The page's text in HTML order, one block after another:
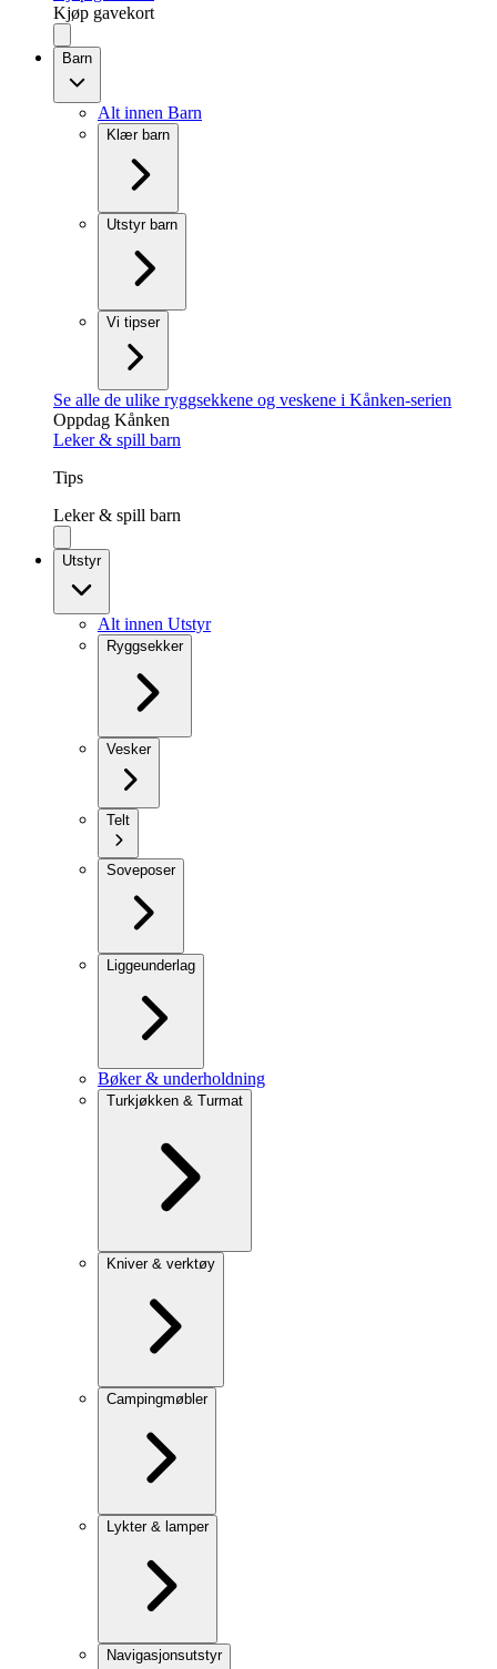
Kjøp gavekort
Barn
Alt innen Barn
Klær barn
Utstyr barn
Vi tipser
Se alle de ulike ryggsekkene og veskene i Kånken-serien
Oppdag Kånken
Leker & spill barn
Tips
Leker & spill barn
Utstyr
Alt innen Utstyr
Ryggsekker
Vesker
Telt
Soveposer
Liggeunderlag
Bøker & underholdning
Turkjøkken & Turmat
Kniver & verktøy
Campingmøbler
Lykter & lamper
Navigasjonsutstyr